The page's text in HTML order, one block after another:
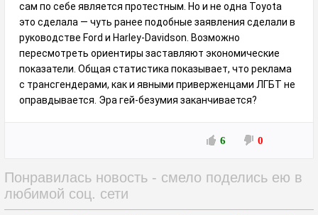
сам по себе является протестным. Но и не одна Toyota
это сделала — чуть ранее подобные заявления сделали в
руководстве Ford и Harley-Davidson. Возможно
пересмотреть ориентиры заставляют экономические
показатели. Общая статистика показывает, что реклама
с трансгендерами, как и явными приверженцами ЛГБТ не
оправдывается. Эра гей-безумия заканчивается?
6 0
Понравилась новость - смело поделись ею в
любимой соц. сети